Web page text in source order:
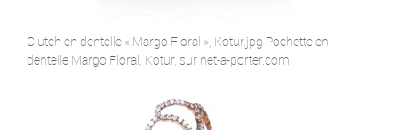
Clutch en dentelle « Margo Floral », Kotur.jpg Pochette en
dentelle Margo Floral, Kotur, sur net-a-porter.com